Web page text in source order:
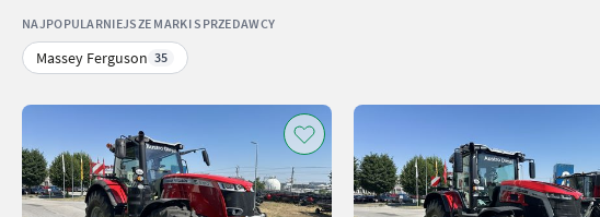
NAJPOPULARNIEJSZE MARKI SPRZEDAWCY
Massey Ferguson 35